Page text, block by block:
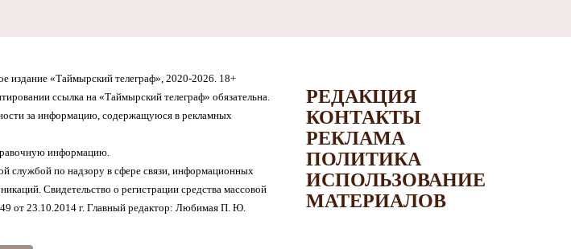
издание «Таймырский телеграф», 2020-2026. 18+
ссылка на «Таймырский телеграф» обязательна.
за информацию, содержащуюся в рекламных
информацию.
службой по надзору в сфере связи, информационных
Свидетельство о регистрации средства массовой
от 23.10.2014 г. Главный редактор: Любимая П. Ю.
РЕДАКЦИЯ
КОНТАКТЫ
РЕКЛАМА
ПОЛИТИКА
ИСПОЛЬЗОВАНИЕ
МАТЕРИАЛОВ